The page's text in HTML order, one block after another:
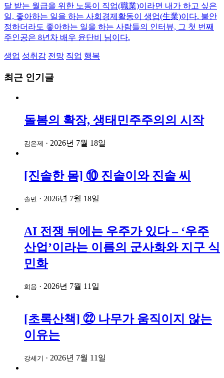
달 받는 월급을 위한 노동이 직업(職業)이라면 내가 하고 싶은
일, 좋아하는 일을 하는 사회경제활동이 생업(生業)이다. 불안
정하더라도 좋아하는 일을 하는 사람들의 인터뷰, 그 첫 번째
주인공은 8년차 배우 윤단비 님이다.
생업 성취감 전망 직업 행복
최근 인기글
돌봄의 확장, 생태민주주의의 시작
김은제 · 2026년 7월 18일
[진솔한 몸] ⑩ 진솔이와 진솔 씨
솔빈 · 2026년 7월 18일
AI 전쟁 뒤에는 우주가 있다 – ‘우주
산업’이라는 이름의 군사화와 지구 식
민화
희음 · 2026년 7월 11일
[초록산책] ㉒ 나무가 움직이지 않는
이유는
강세기 · 2026년 7월 11일